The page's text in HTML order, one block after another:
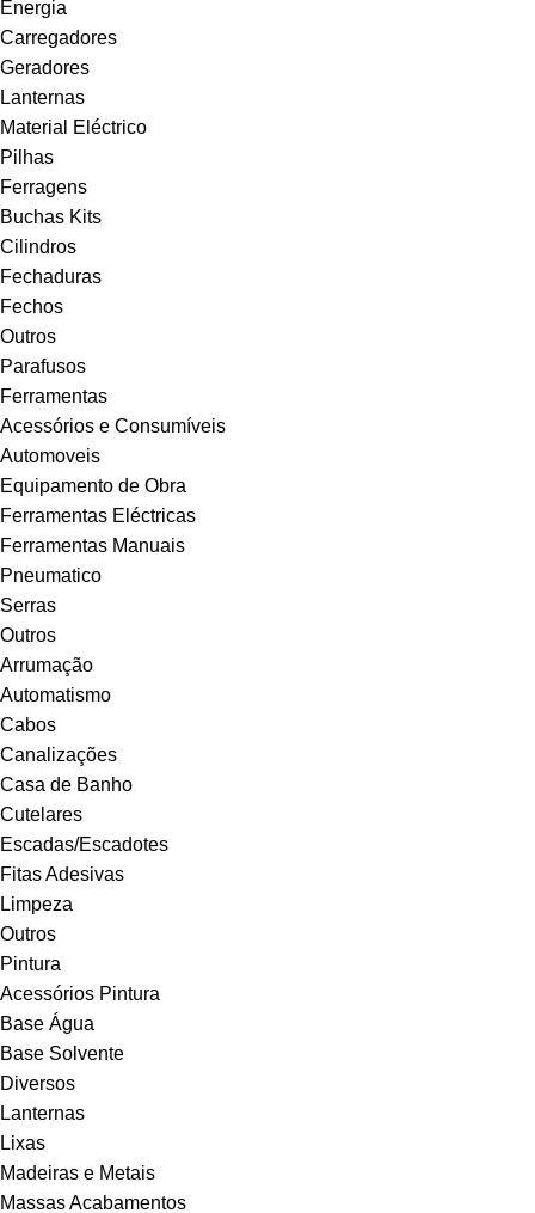
Energia
Carregadores
Geradores
Lanternas
Material Eléctrico
Pilhas
Ferragens
Buchas Kits
Cilindros
Fechaduras
Fechos
Outros
Parafusos
Ferramentas
Acessórios e Consumíveis
Automoveis
Equipamento de Obra
Ferramentas Eléctricas
Ferramentas Manuais
Pneumatico
Serras
Outros
Arrumação
Automatismo
Cabos
Canalizações
Casa de Banho
Cutelares
Escadas/Escadotes
Fitas Adesivas
Limpeza
Outros
Pintura
Acessórios Pintura
Base Água
Base Solvente
Diversos
Lanternas
Lixas
Madeiras e Metais
Massas Acabamentos